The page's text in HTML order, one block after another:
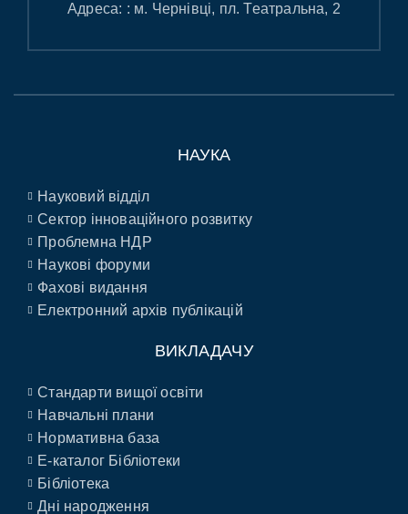
Адреса: : м. Чернівці, пл. Театральна, 2
НАУКА
Науковий відділ
Сектор інноваційного розвитку
Проблемна НДР
Наукові форуми
Фахові видання
Електронний архів публікацій
ВИКЛАДАЧУ
Стандарти вищої освіти
Навчальні плани
Нормативна база
E-каталог Бібліотеки
Бібліотека
Дні народження